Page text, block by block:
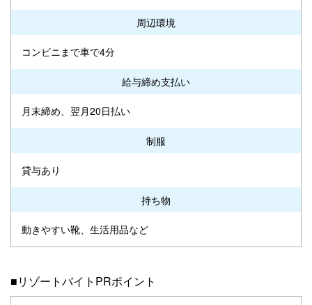
周辺環境
コンビニまで車で4分
給与締め支払い
月末締め、翌月20日払い
制服
貸与あり
持ち物
動きやすい靴、生活用品など
■リゾートバイトPRポイント